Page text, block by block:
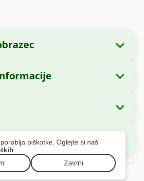
piškotke. Oglejte si naš
Zavrni
Cuza Vodă nr. 97, Sector 4,
România
zella.si – Vse pravice pridržane